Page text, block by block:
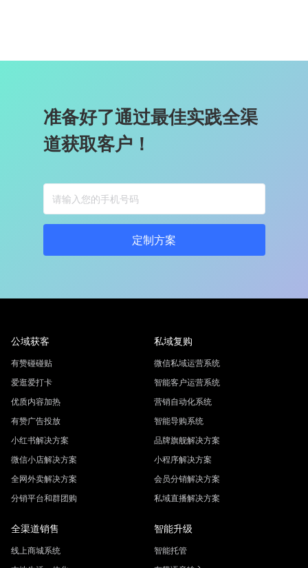
准备好了通过最佳实践全渠
道获取客户！
定制方案
公域获客
有赞碰碰贴
爱逛爱打卡
优质内容加热
有赞广告投放
小红书解决方案
微信小店解决方案
全网外卖解决方案
分销平台和群团购
私域复购
微信私域运营系统
智能客户运营系统
营销自动化系统
智能导购系统
品牌旗舰解决方案
小程序解决方案
会员分销解决方案
私域直播解决方案
全渠道销售
线上商城系统
智能升级
智能托管